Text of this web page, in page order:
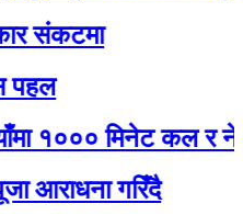
मिनेट कल र नेट
गरिँदै